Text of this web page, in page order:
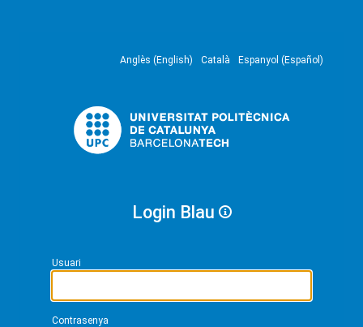
Anglès (English) Català Espanyol (Español)
Login Blau
Usuari
Contrasenya